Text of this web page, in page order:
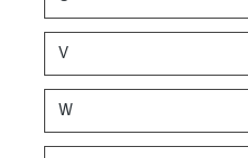
V
W